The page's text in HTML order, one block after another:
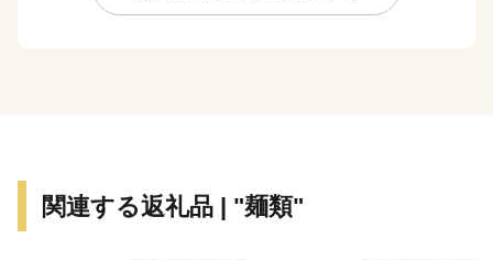
公園」に指定され、風光明媚なリアス式海岸となってい
調査）です。
関連する返礼品 | "麺類"